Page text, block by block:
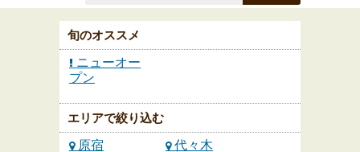
旬のオススメ
ニューオー
プン
エリアで絞り込む
原宿
代々木